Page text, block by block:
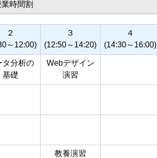
時間割
２
～12:00)
３
(12:50～14:20)
４
(14:30～16:00)
タ分析の
基礎
Webデザイン
演習
教養演習